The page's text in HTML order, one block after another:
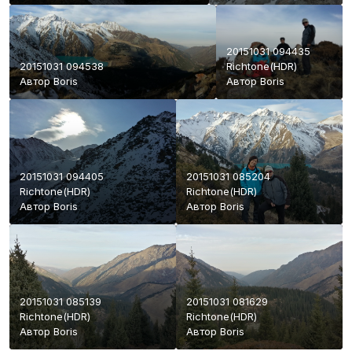
20151031 094538
АвторBoris
20151031 094435
Richtone(HDR)
АвторBoris
20151031 094405
Richtone(HDR)
АвторBoris
20151031 085204
Richtone(HDR)
Автор Boris
20151031 085139
Richtone(HDR)
Автор Boris
20151031 081629
Richtone(HDR)
Автор Boris